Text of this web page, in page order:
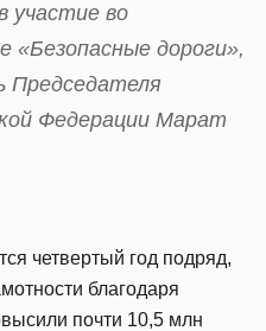
участие во
«Безопасные дороги»,
Председателя
Федерации Марат
четвертый год подряд,
благодаря
почти 10,5 млн